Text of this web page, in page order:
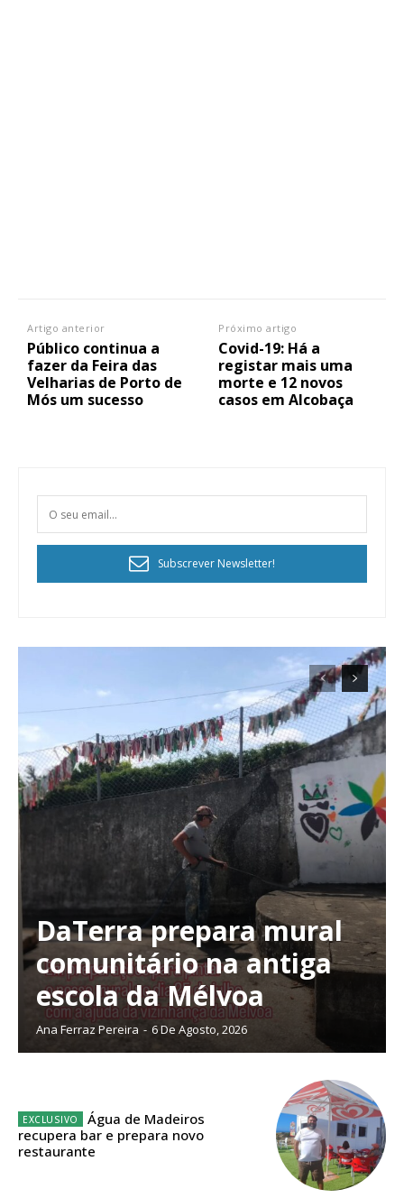
Planos de Assinatura
Faça-se assinante do Região de Cister e ajude-nos a manter este serviço
público!
Sendo assinante terá acesso a todos os conteúdos exclusivos e versões
digitais.
Artigo anterior
Público continua a
fazer da Feira das
Velharias de Porto de
Mós um sucesso
Próximo artigo
Covid-19: Há a
registar mais uma
morte e 12 novos
casos em Alcobaça
Subscrever Newsletter!
DaTerra prepara mural
comunitário na antiga
escola da Mélvoa
Ana Ferraz Pereira - 6 De Agosto, 2026
Água de Madeiros
recupera bar e prepara novo
restaurante